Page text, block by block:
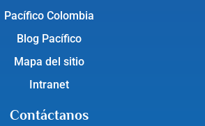
Pacífico Colombia
Blog Pacífico
Mapa del sitio
Intranet
Contáctanos